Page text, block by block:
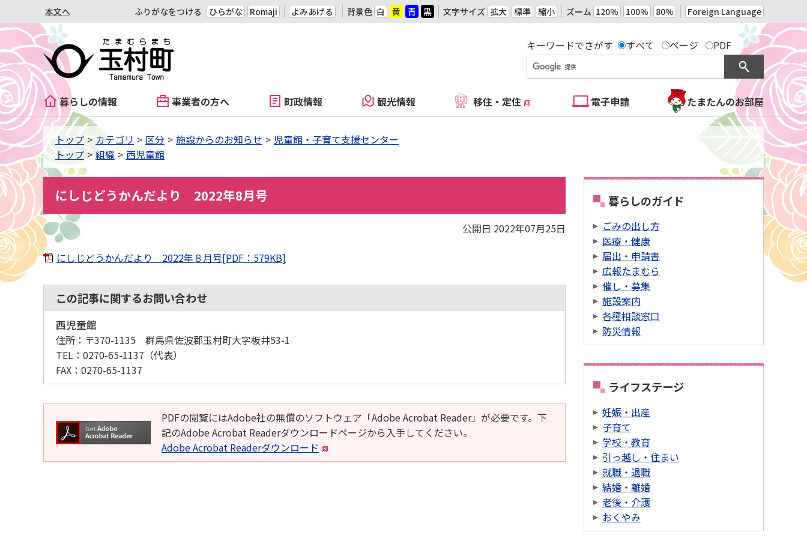
本文へ ふりがなをつける ひらがな Romaji よみあげる 背景色 白 黄 青 黒 文字サイズ 拡大 標準 縮小 ズーム 120% 100% 80% Foreign Language
キーワードでさがす すべて ページ PDF
暮らしの情報 事業者の方へ 町政情報 観光情報 移住・定住 電子申請 たまたんのお部屋
トップ カテゴリ 区分 施設からのお知らせ
児童館・子育て支援センター
トップ
組織 西児童館
にしじどうかんだより 2022年8月号
公開日 2022年07月25日
にしじどうかんだより 2022年８月号[PDF：579KB]
この記事に関するお問い合わせ
西児童館
住所： 〒370-1135 群馬県佐波郡玉村町大字板井53-1
TEL： 0270-65-1137 （代表）
FAX： 0270-65-1137
PDFの閲覧にはAdobe社の無償のソフトウェア「Adobe Acrobat Reader」が必要です。下
記のAdobe Acrobat Readerダウンロードページから入手してください。
Adobe Acrobat Readerダウンロード
暮らしのガイド
ごみの出し方
医療・健康
届出・申請書
広報たまむら
催し・募集
施設案内
各種相談窓口
防災情報
ライフステージ
妊娠・出産
子育て
学校・教育
引っ越し・住まい
就職・退職
結婚・離婚
老後・介護
おくやみ